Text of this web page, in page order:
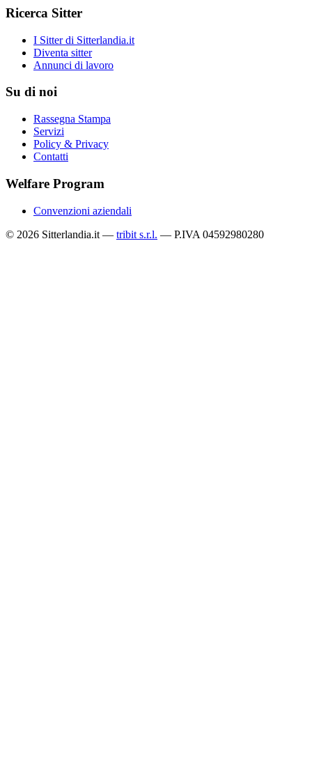
Ricerca Sitter
I Sitter di Sitterlandia.it
Diventa sitter
Annunci di lavoro
Su di noi
Rassegna Stampa
Servizi
Policy & Privacy
Contatti
Welfare Program
Convenzioni aziendali
© 2026 Sitterlandia.it — tribit s.r.l. — P.IVA 04592980280